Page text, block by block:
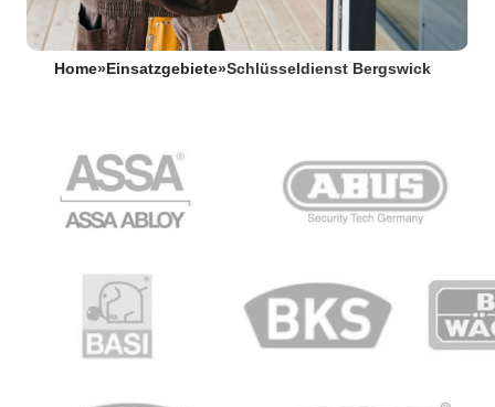
Home» Einsatzgebiete»Schlüsseldienst Bergswick